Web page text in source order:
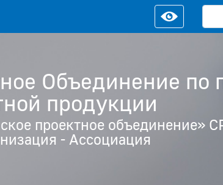
Объединение
продукции
проектное объединение»
- Ассоциация